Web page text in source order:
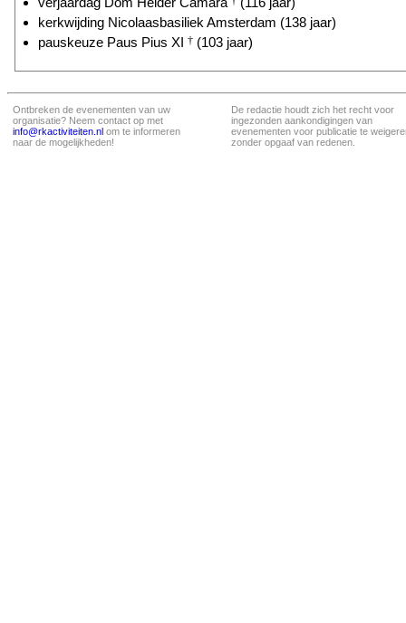
kerkwijding Nicolaasbasiliek Amsterdam (138 jaar)
pauskeuze Paus Pius XI † (103 jaar)
Ontbreken de evenementen van uw
organisatie? Neem contact op met
info@rkactiviteiten.nl om te informeren
naar de mogelijkheden!
De redactie houdt zich het recht voor
ingezonden aankondigingen van
evenementen voor publicatie te
zonder opgaaf van redenen.